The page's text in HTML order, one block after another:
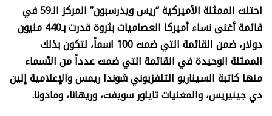
احتلت الممثلة الأميركية “ريس ويذرسبون” المركز الـ59 في
قائمة أغنى نساء أميركا العصاميات بثروة قدرت بـ440 مليون
دولار، ضمن القائمة التي ضمت 100 اسماً، لتكون بذلك
الممثلة الوحيدة في القائمة التي ضمت عدداً من الأسماء
منها كاتبة السيناريو التلفزيوني شوندا ريمس والإعلامية إلين
دي جينيريس، والمغنيات تايلور سويفت، وريهانا، ومادونا.